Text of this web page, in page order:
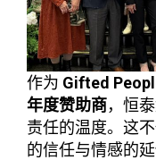
作为 Gifted
年度赞助商，恒
责任的温度。这
的信任与情感的